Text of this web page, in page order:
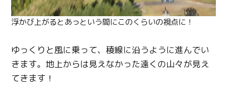
浮かび上がるとあっという間にこのくらいの視点に！
ゆっくりと風に乗って、稜線に沿うように進んでい
きます。地上からは見えなかった遠くの山々が見え
てきます！